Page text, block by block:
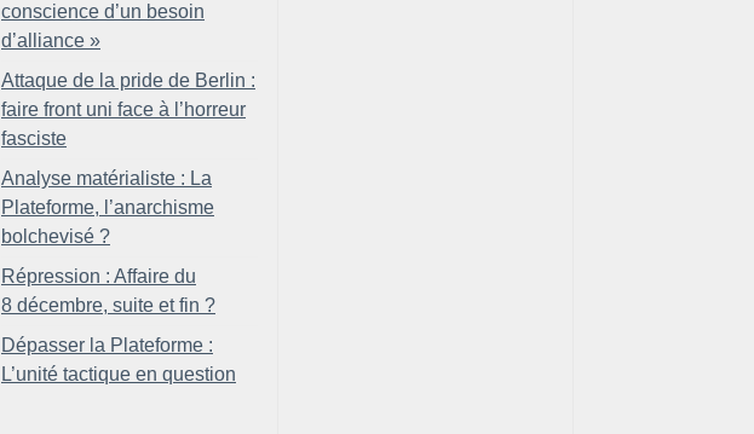
conscience d’un besoin
d’alliance »
Attaque de la pride de Berlin :
faire front uni face à l’horreur
fasciste
Analyse matérialiste : La
Plateforme, l’anarchisme
bolchevisé ?
Répression : Affaire du
8 décembre, suite et fin ?
Dépasser la Plateforme :
L’unité tactique en question